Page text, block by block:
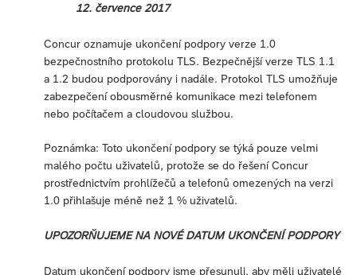
12. července 2017
Concur oznamuje ukončení podpory verze 1.0
bezpečnostního protokolu TLS. Bezpečnější verze TLS 1.1
a 1.2 budou podporovány i nadále. Protokol TLS umožňuje
zabezpečení obousměrné komunikace mezi telefonem
nebo počítačem a cloudovou službou.
Poznámka: Toto ukončení podpory se týká pouze velmi
malého počtu uživatelů, protože se do řešení Concur
prostřednictvím prohlížečů a telefonů omezených na verzi
1.0 přihlašuje méně než 1 % uživatelů.
UPOZORŇUJEME NA NOVÉ DATUM UKONČENÍ PODPORY
Datum ukončení podpory jsme přesunuli, aby měli uživatelé